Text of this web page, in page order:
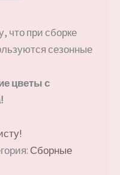
что при сборке
сезонные
цветы с
Сборные